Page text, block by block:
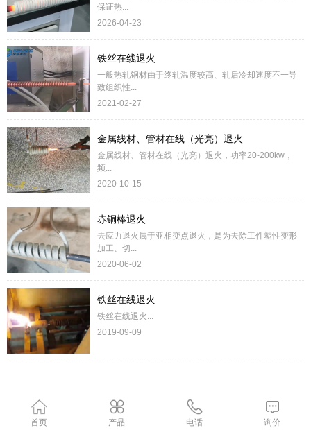
保证热...
2026-04-23
铁丝在线退火
一般热轧钢材由于终轧温度较高、轧后冷却速度不一导
致组织性...
2021-02-27
金属线材、管材在线（光亮）退火
金属线材、管材在线（光亮）退火，功率20-200kw，
频...
2020-10-15
赤铜棒退火
去应力退火属于亚相变点退火，是为去除工件塑性变形
加工、切...
2020-06-02
铁丝在线退火
铁丝在线退火...
2019-09-09
首页 产品 电话 询价